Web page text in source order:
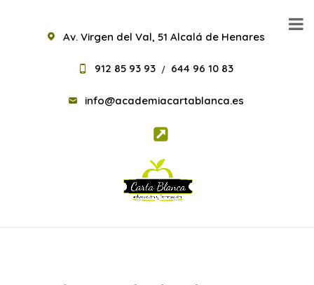
Av. Virgen del Val, 51 Alcalá de Henares
912 85 93 93 / 644 96 10 83
info@academiacartablanca.es